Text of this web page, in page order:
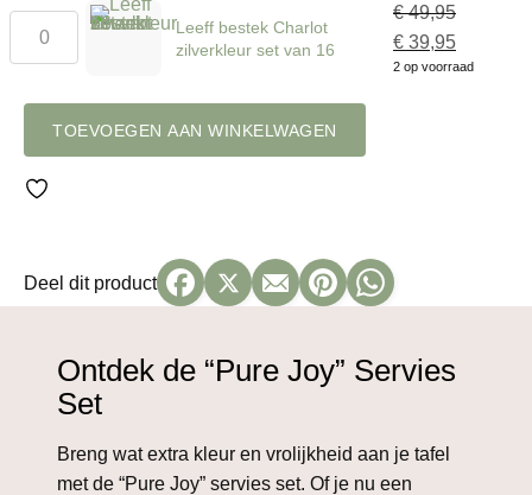
zilverkleur
Leeff bestek Charlot
zilverkleur set van 16
€49,95
Oorspronkelijke
prijs
€ 39,95Huidige
prijs
2 op voorraad
TOEVOEGEN AAN WINKELWAGEN
Deel dit product
Ontdek de “Pure Joy” Servies
Set
Breng wat extra kleur en vrolijkheid aan je tafel
met de “Pure Joy” servies set. Of je nu een